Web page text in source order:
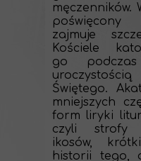
męczenników.
poświęcony
zajmuje
Kościele
go
Świętego.
mniejszych
form liryki
czyli strofy
ikosów,
historii tego,